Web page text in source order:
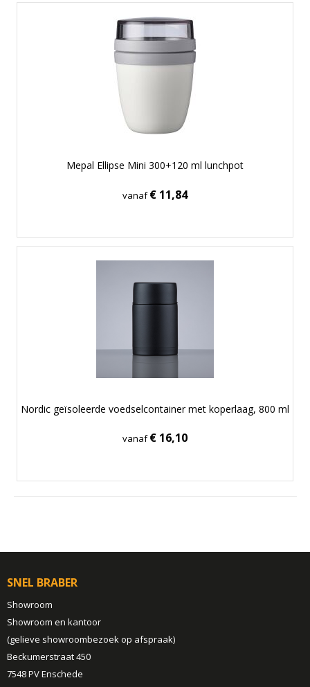
Mepal Ellipse Mini 300+120 ml lunchpot
vanaf€ 11,84
Nordic geïsoleerde voedselcontainer met koperlaag, 800 ml
vanaf€ 16,10
SNEL BRABER
Showroom
Showroom en kantoor
(gelieve showroombezoek op afspraak)
Beckumerstraat 450
7548 PV Enschede